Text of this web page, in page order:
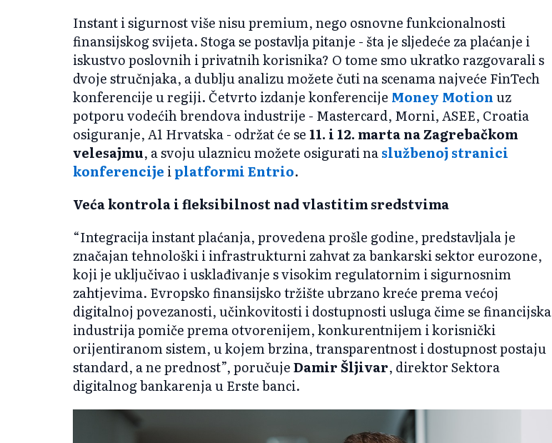
Instant i sigurnost više nisu premium, nego osnovne funkcionalnosti
finansijskog svijeta. Stoga se postavlja pitanje - šta je sljedeće za plaćanje i
iskustvo poslovnih i privatnih korisnika? O tome smo ukratko razgovarali s
dvoje stručnjaka, a dublju analizu možete čuti na scenama najveće FinTech
konferencije u regiji. Četvrto izdanje konferencije Money Motionuz
potporu vodećih brendova industrije - Mastercard, Morni, ASEE, Croatia
osiguranje, A1 Hrvatska - održat će se 11. i 12. marta na Zagrebačkom
velesajmu, a svoju ulaznicu možete osigurati naslužbenoj stranici
konferencije iplatformi Entrio.
Veća kontrola i fleksibilnost nad vlastitim sredstvima
“Integracija instant plaćanja, provedena prošle godine, predstavljala je
značajan tehnološki i infrastrukturni zahvat za bankarski sektor eurozone,
koji je uključivao i usklađivanje s visokim regulatornim i sigurnosnim
zahtjevima. Evropsko finansijsko tržište ubrzano kreće prema većoj
digitalnoj povezanosti, učinkovitosti i dostupnosti usluga čime se financijska
industrija pomiče prema otvorenijem, konkurentnijem i korisnički
orijentiranom sistem, u kojem brzina, transparentnost i dostupnost postaju
standard, a ne prednost”, poručujeDamir Šljivar, direktor Sektora
digitalnog bankarenja u Erste banci.